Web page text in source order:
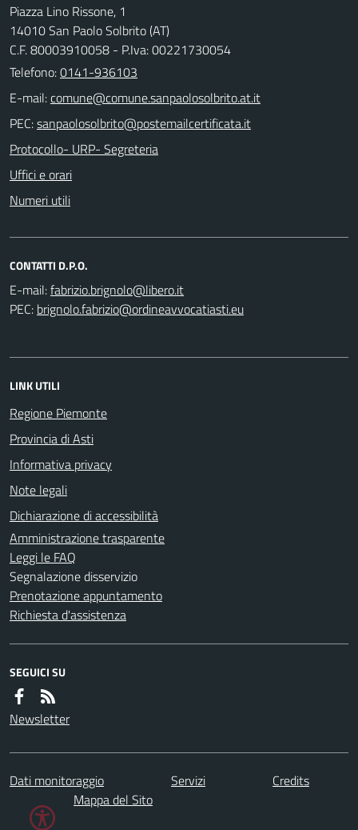
Piazza Lino Rissone, 1
14010 San Paolo Solbrito (AT)
C.F. 80003910058 - P.Iva: 00221730054
Telefono:0141-936103
E-mail:
PEC:
Protocollo- URP- Segreteria
Uffici e orari
Numeri utili
CONTATTI D.P.O.
E-mail:
PEC:
LINK UTILI
Regione Piemonte
Provincia di Asti
Informativa privacy
Note legali
Dichiarazione di accessibilità
Amministrazione trasparente
Leggi le FAQ
Segnalazione disservizio
Prenotazione appuntamento
Richiesta d'assistenza
SEGUICI SU
Newsletter
Dati monitoraggio Servizi
Credits
Mappa del Sito